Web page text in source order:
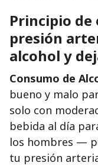
Principio de
presión
alcohol y
Consumo de
bueno y malo
solo con
bebida al día
los hombres —
tu presión